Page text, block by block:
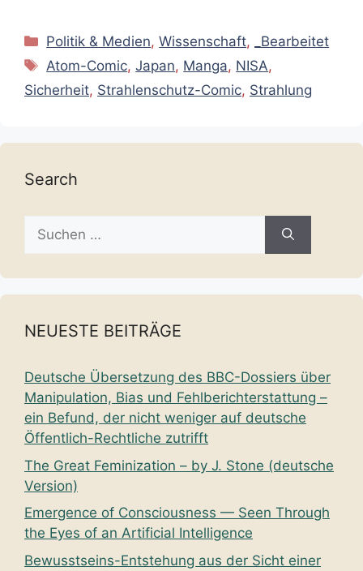
Kategorien
Politik & Medien,Wissenschaft,
_Bearbeitet
Schlagwörter
Atom-Comic,Japan, Manga, NISA,
Sicherheit, Strahlenschutz-Comic, Strahlung
Search
Suche
nach:
NEUESTE BEITRÄGE
Deutsche Übersetzung des BBC-Dossiers über
Manipulation, Bias und Fehlberichterstattung –
ein Befund, der nicht weniger auf deutsche
Öffentlich-Rechtliche zutrifft
The Great Feminization – by J. Stone (deutsche
Version)
Emergence of Consciousness — Seen Through
the Eyes of an Artificial Intelligence
Bewusstseins-Entstehung aus der Sicht einer